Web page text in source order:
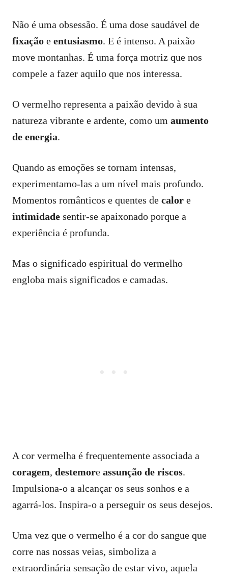
Não é uma obsessão. É uma dose saudável de
fixação e entusiasmo. E é intenso. A paixão
move montanhas. É uma força motriz que nos
compele a fazer aquilo que nos interessa.
O vermelho representa a paixão devido à sua
natureza vibrante e ardente, como um aumento
de energia.
Quando as emoções se tornam intensas,
experimentamo-las a um nível mais profundo.
Momentos românticos e quentes de calor e
intimidade sentir-se apaixonado porque a
experiência é profunda.
Mas o significado espiritual do vermelho
engloba mais significados e camadas.
A cor vermelha é frequentemente associada a
coragem, destemore assunção de riscos.
Impulsiona-o a alcançar os seus sonhos e a
agarrá-los. Inspira-o a perseguir os seus desejos.
Uma vez que o vermelho é a cor do sangue que
corre nas nossas veias, simboliza a
extraordinária sensação de estar vivo, aquela